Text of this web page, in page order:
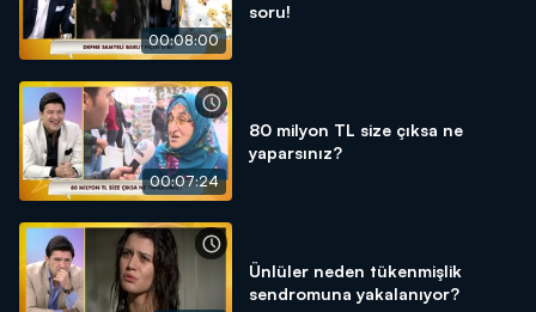
00:08:00
soru!
00:07:24
80 milyon TL size çıksa ne
yaparsınız?
Ünlüler neden tükenmişlik
sendromuna yakalanıyor?